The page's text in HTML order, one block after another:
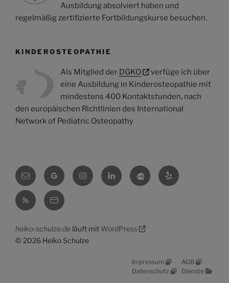
Ausbildung absolviert haben und
regelmäßig zertifizierte Fortbildungskurse besuchen.
KINDEROSTEOPATHIE
Als Mitglied der DGKO
verfüge ich über
eine Ausbildung in Kinderosteopathie mit
mindestens 400 Kontaktstunden, nach
den europäischen Richtlinien des International
Network of Pediatric Osteopathy
E-
Mail
Google InstagramLinkedinOsteokompass
Yelp
RSS VCF
heiko-schulze.de läuft mit WordPress
© 2026 Heiko Schulze
Impressum
AGB
Datenschutz
Dienste